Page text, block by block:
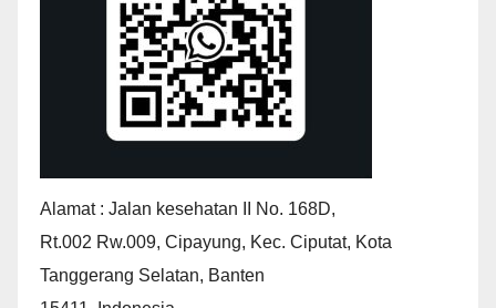
Alamat : Jalan kesehatan II No. 168D,
Rt.002 Rw.009, Cipayung, Kec. Ciputat, Kota
Tanggerang Selatan, Banten